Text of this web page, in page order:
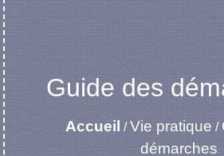
Guide des
Accueil /Vie pratique /
démarches